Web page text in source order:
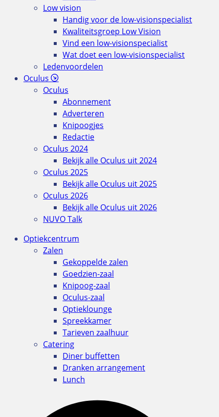
Low vision
Handig voor de low-visionspecialist
Kwaliteitsgroep Low Vision
Vind een low-visionspecialist
Wat doet een low-visionspecialist
Ledenvoordelen
Oculus
Oculus
Abonnement
Adverteren
Knipoogjes
Redactie
Oculus 2024
Bekijk alle Oculus uit 2024
Oculus 2025
Bekijk alle Oculus uit 2025
Oculus 2026
Bekijk alle Oculus uit 2026
NUVO Talk
Optiekcentrum
Zalen
Gekoppelde zalen
Goedzien-zaal
Knipoog-zaal
Oculus-zaal
Optieklounge
Spreekkamer
Tarieven zaalhuur
Catering
Diner buffetten
Dranken arrangement
Lunch